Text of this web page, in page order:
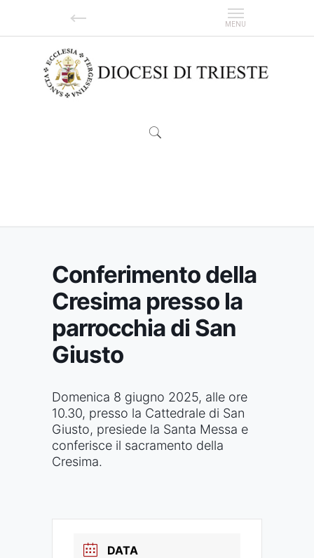
Conferimento della
Cresima presso la
parrocchia di San
Giusto
Domenica 8 giugno 2025, alle ore
10.30, presso la Cattedrale di San
Giusto, presiede la Santa Messa e
conferisce il sacramento della
Cresima.
DATA